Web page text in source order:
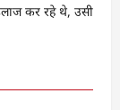
कर रहे थे, उसी